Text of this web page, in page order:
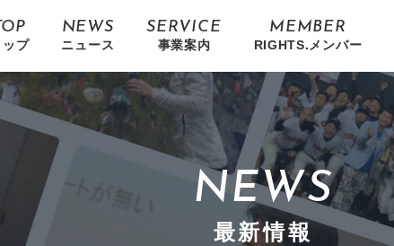
ップ
NEWS
ニュース
SERVICE
事業案内
MEMBER
RIGHTS.メンバー
NEWS
最新情報